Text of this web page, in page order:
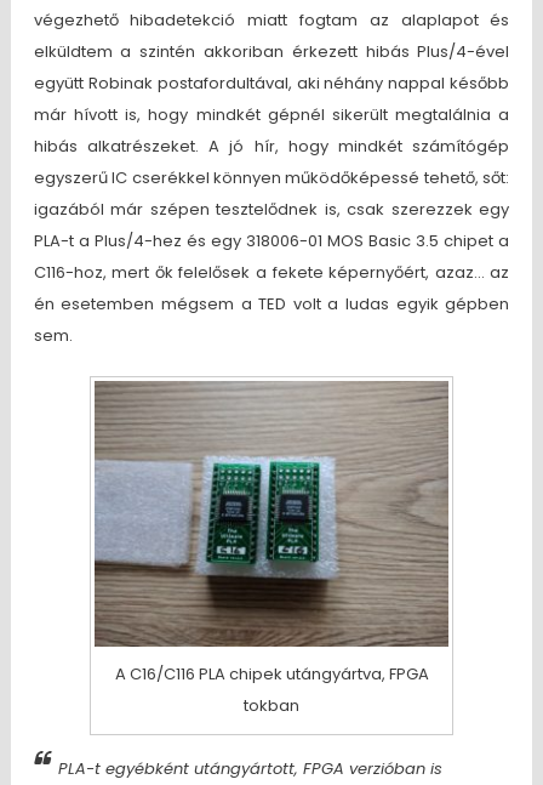
végezhető hibadetekció miatt fogtam az alaplapot és
elküldtem a szintén akkoriban érkezett hibás Plus/4-ével
együtt Robinak postafordultával, aki néhány nappal később
már hívott is, hogy mindkét gépnél sikerült megtalálnia a
hibás alkatrészeket. A jó hír, hogy mindkét számítógép
egyszerű IC cserékkel könnyen működőképessé tehető, sőt:
igazából már szépen tesztelődnek is, csak szerezzek egy
PLA-t a Plus/4-hez és egy 318006-01 MOS Basic 3.5 chipet a
C116-hoz, mert ők felelősek a fekete képernyőért, azaz… az
én esetemben mégsem a TED volt a ludas egyik gépben
sem.
A C16/C116 PLA chipek utángyártva, FPGA
tokban
PLA-t egyébként utángyártott, FPGA verzióban is